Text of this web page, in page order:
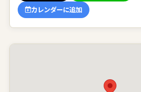
カレンダーに追加